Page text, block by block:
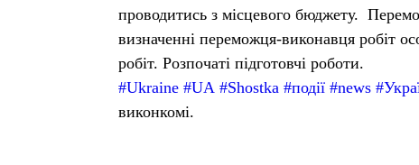
проводитись з місцевого бюджету.
визначенні переможця-виконавця робіт
робіт. Розпочаті підготовчі роботи.
#Ukraine #UA #Shostka #події #news #
виконкомі.